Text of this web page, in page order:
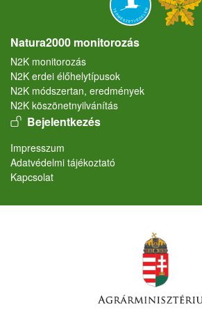
Natura2000 monitorozás
N2K monitorozás
N2K erdei élőhelytípusok
N2K módszertan, eredmények
N2K köszönetnyilvánítás
User account menu
Bejelentkezés
Lábléc
Impresszum
Adatvédelmi tájékoztató
Kapcsolat